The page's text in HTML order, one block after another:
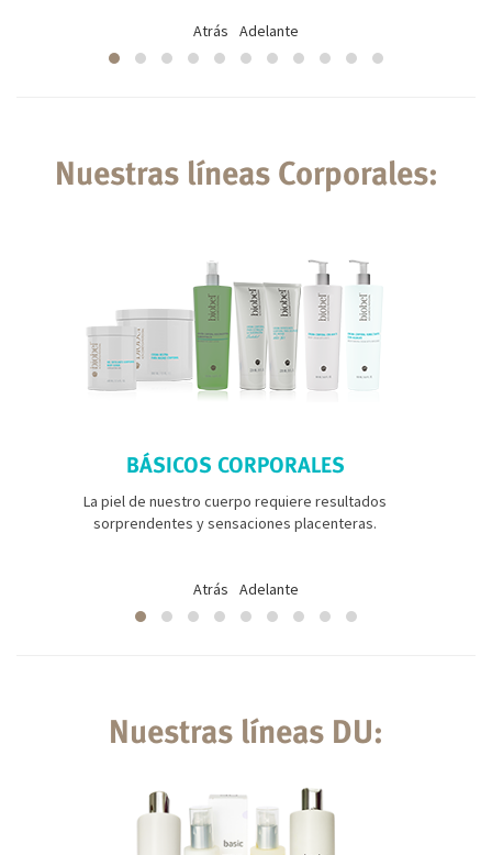
Atrás Adelante
Nuestras líneas Corporales:
BÁSICOS CORPORALES
La piel de nuestro cuerpo requiere resultados
sorprendentes y sensaciones placenteras.
Atrás Adelante
Nuestras líneas DU: